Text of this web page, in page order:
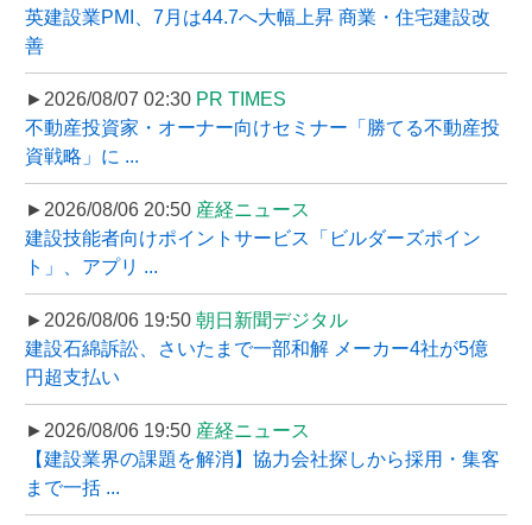
英建設業PMI、7月は44.7へ大幅上昇 商業・住宅建設改
善
►2026/08/07 02:30 PR TIMES
不動産投資家・オーナー向けセミナー「勝てる不動産投
資戦略」に ...
►2026/08/06 20:50 産経ニュース
建設技能者向けポイントサービス「ビルダーズポイン
ト」、アプリ ...
►2026/08/06 19:50 朝日新聞デジタル
建設石綿訴訟、さいたまで一部和解 メーカー4社が5億
円超支払い
►2026/08/06 19:50 産経ニュース
【建設業界の課題を解消】協力会社探しから採用・集客
まで一括 ...